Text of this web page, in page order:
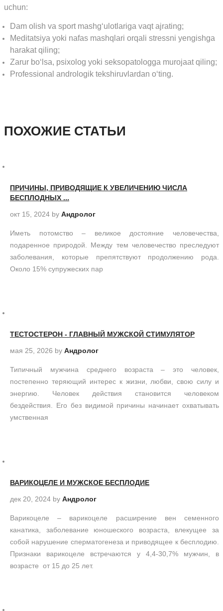
uchun:
Dam olish va sport mashg‘ulotlariga vaqt ajrating;
Meditatsiya yoki nafas mashqlari orqali stressni yengishga
harakat qiling;
Zarur bo‘lsa, psixolog yoki seksopatologga murojaat qiling;
Professional andrologik tekshiruvlardan o‘ting.
ПОХОЖИЕ СТАТЬИ
ПРИЧИНЫ, ПРИВОДЯЩИЕ К УВЕЛИЧЕНИЮ ЧИСЛА
БЕСПЛОДНЫХ ...
окт 15, 2024 by Андролог
Иметь потомство – великое достояние человечества,
подаренное природой. Между тем человечество преследуют
заболевания, которые препятствуют продолжению рода.
Около 15% супружеских пар
ТЕСТОСТЕРОН - ГЛАВНЫЙ МУЖСКОЙ СТИМУЛЯТОР
мая 25, 2026 by Андролог
Типичный мужчина среднего возраста – это человек,
постепенно теряющий интерес к жизни, любви, свою силу и
энергию. Человек действия становится человеком
бездействия. Его без видимой причины начинает охватывать
умственная
ВАРИКОЦЕЛЕ И МУЖСКОЕ БЕСПЛОДИЕ
дек 20, 2024 by Андролог
Варикоцеле – варикоцеле расширение вен семенного
канатика, заболевание юношеского возраста, влекущее за
собой нарушение сперматогенеза и приводящее к бесплодию.
Признаки варикоцеле встречаются у 4,4-30,7% мужчин, в
возрасте от 15 до 25 лет.